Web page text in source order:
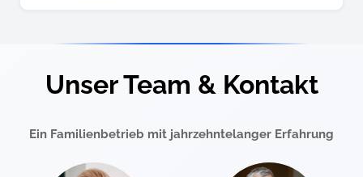
Unser Team & Kontakt
Ein Familienbetrieb mit jahrzehntelanger Erfahrung